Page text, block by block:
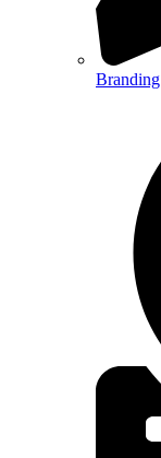
Branding